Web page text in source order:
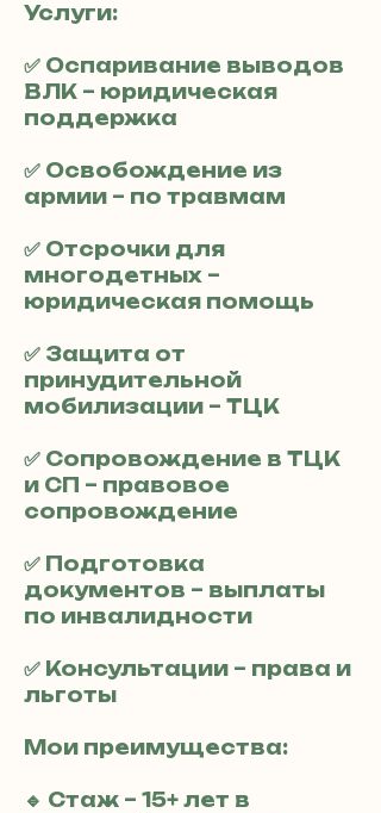
Услуги:
✅ Оспаривание выводов
ВЛК – юридическая
поддержка
✅ Освобождение из
армии – по травмам
✅ Отсрочки для
многодетных –
юридическая помощь
✅ Защита от
принудительной
мобилизации – ТЦК
✅ Сопровождение в ТЦК
и СП – правовое
сопровождение
✅ Подготовка
документов – выплаты
по инвалидности
✅ Консультации – права и
льготы
Мои преимущества:
🔹 Стаж – 15+ лет в